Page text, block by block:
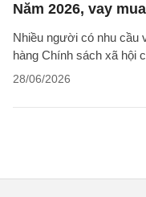
Năm 2026, vay
Nhiều người có nhu cầu
hàng Chính sách xã hội
28/06/2026